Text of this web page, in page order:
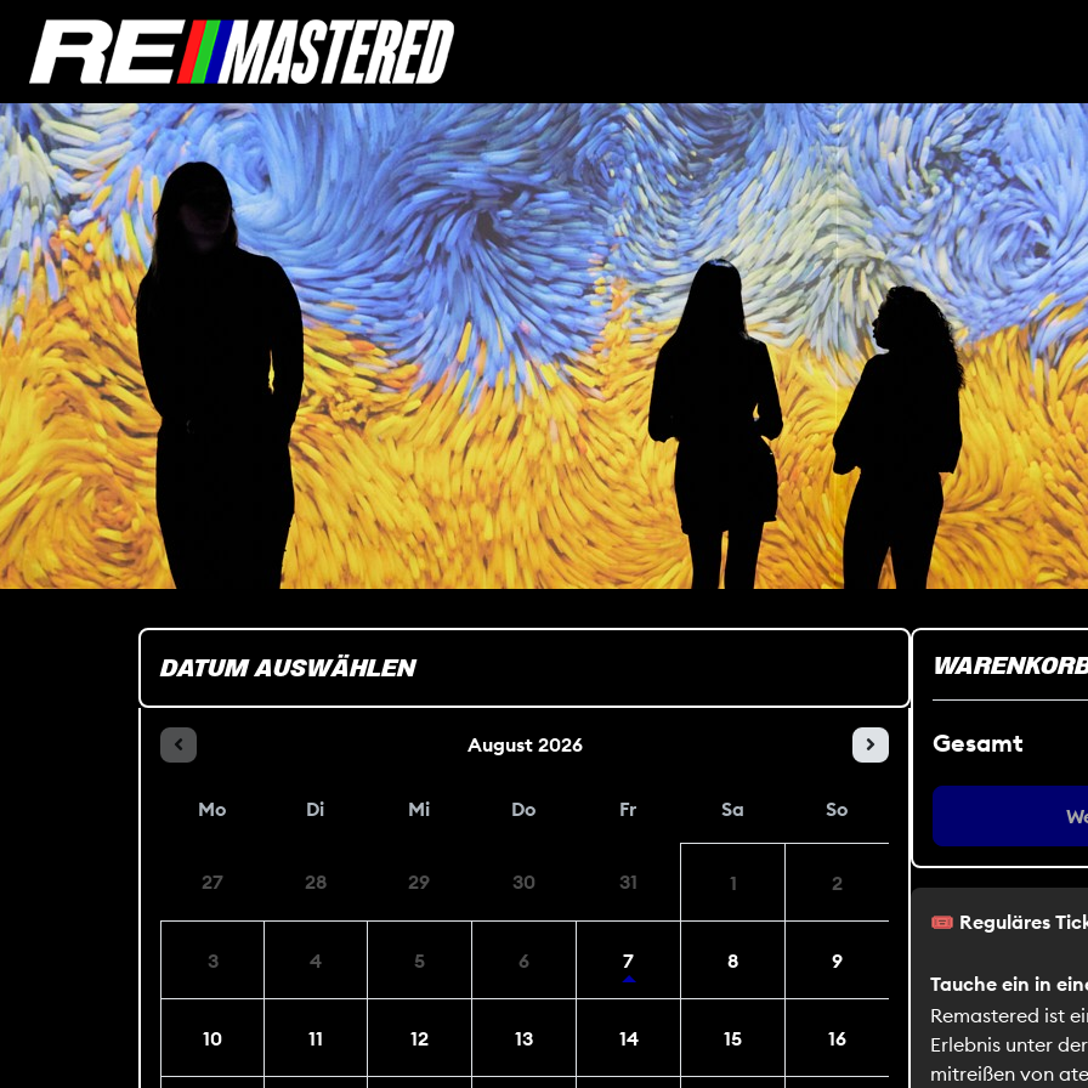
DATUM AUSWÄHLEN
August 2026
Mo Di Mi Do Fr Sa So
27 28 29 30 31 1 2
3 4 5 6 7 8 9
10 11 12 13 14 15 16
Gesamt
🎟️ Reguläres
Tauche ein in
Remastered ist
Erlebnis unter
mitreißen von